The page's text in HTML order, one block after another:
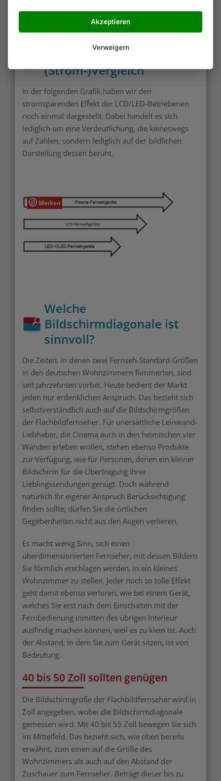
Generationen an Bedeutung verloren.
Plasma, LCD, LED OLED im
(Strom-)Vergleich
In der folgenden Grafik haben wir den
stromsparenden Effekt der LCD/LED-Betriebenen
noch einmal dargestellt. Dabei handelt es sich
lediglich um eine Verdeutlichung, die keineswegs
auf Zahlen, sondern lediglich auf der bildlichen
Darstellung dessen beruht.
Merken
Welche
Bildschirmdiagonale ist
sinnvoll?
Die Zeiten, in denen zwei Fernseh-Standard-Größen
in den deutschen Wohnzimmern flimmerten, sind
seit Jahrzehnten vorbei. Heute bedient der Markt
jeden nur erdenklichen Anspruch. Das bezieht sich
selbstverständlich auch auf die Bildschirmgrößen
der Flachbildfernseher. Für unersättliche Leinwand-
Liebhaber, die Cinema auch in den heimischen vier
Wänden erleben wollen, stehen ebenso Produkte
zur Verfügung, wie für Personen, denen ein kleiner
Bildschirm für die Übertragung ihrer
Lieblingssendungen genügt. Doch während
natürlich Ihr eigener Anspruch Berücksichtigung
finden sollte, dürfen Sie die örtlichen
Gegebenheiten nicht aus den Augen verlieren.
Es macht wenig Sinn, sich einen
überdimensionierten Fernseher, mit dessen Bildern
Sie förmlich erschlagen werden, in ein kleines
Wohnzimmer zu stellen. Jeder noch so tolle Effekt
geht damit ebenso verloren, wie bei einem Gerät,
welches Sie erst nach dem Einschalten mit der
Fernbedienung inmitten des übrigen Interieur
ausfindig machen können, weil es zu klein ist. Auch
der Abstand, in dem Sie zum Gerät sitzen, ist von
Bedeutung.
40 bis 50 Zoll sollten genügen
Die Bildschirmgröße der Flachbildfernseher wird in
Zoll angegeben, wobei die Bildschirmdiagonale
gemessen wird. Mit 40 bis 55 Zoll bewegen Sie sich
im Mittelfeld. Das bezieht sich, wie oben bereits
erwähnt, zum einen auf die Größe des
Wohnzimmers als auch auf den Abstand der
Zuschauer zum Fernseher. Beträgt dieser bis zu
Akzeptieren
Verweigern